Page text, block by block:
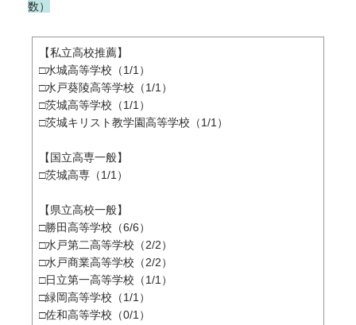
数）
【私立高校推薦】
□水城高等学校（1/1）
□水戸葵陵高等学校（1/1）
□茨城高等学校（1/1）
□茨城キリスト教学園高等学校（1/1）
【国立高専一般】
□茨城高専（1/1）
【県立高校一般】
□勝田高等学校（6/6）
□水戸第二高等学校（2/2）
□水戸商業高等学校（2/2）
□日立第一高等学校（1/1）
□緑岡高等学校（1/1）
□佐和高等学校（0/1）